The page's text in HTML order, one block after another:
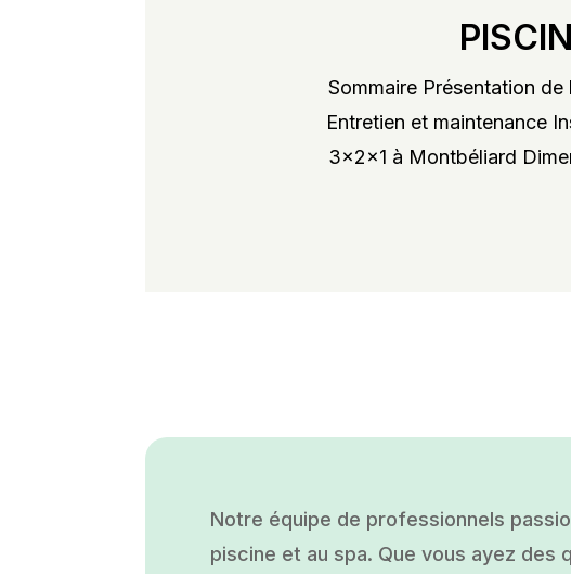
Sommaire Présentation
Entretien et maintenance
3x2x1 à Montbéliard
Notre équipe de professionnels
piscine et au spa. Que vous ayez des